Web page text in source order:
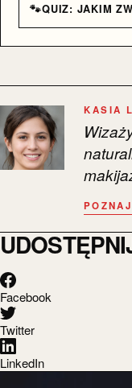
🐾QUIZ: JAKIM
KASIA
Facebook
Twitter
LinkedIn